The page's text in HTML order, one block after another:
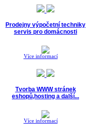
Prodejny výpočetní techniky
servis pro domácnosti
Více informací
Tvorba WWW stránek
eshopů,hosting a další...
Více informací